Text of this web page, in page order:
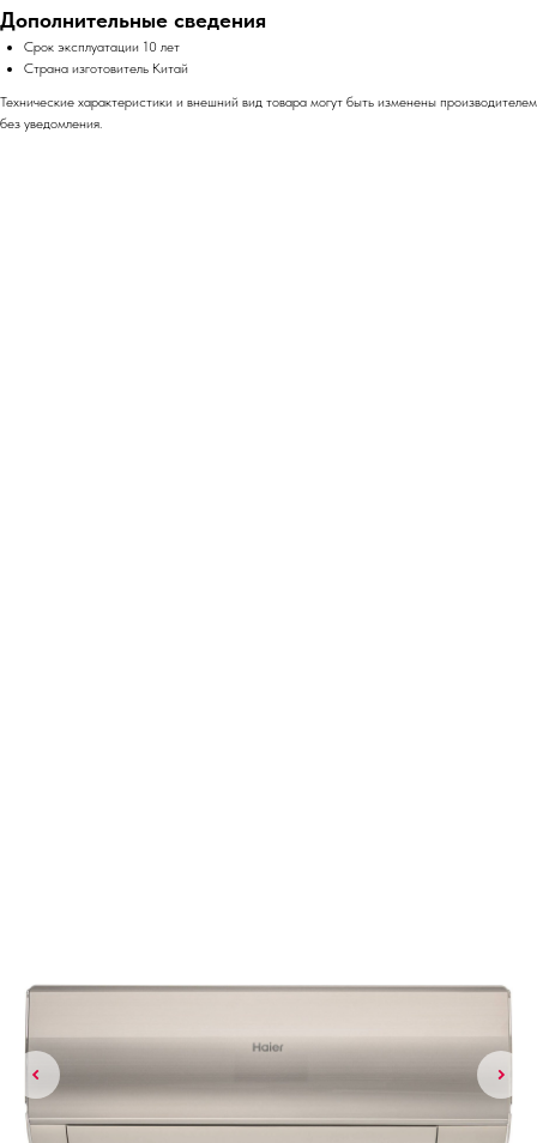
Дополнительные сведения
Срок эксплуатации 10 лет
Страна изготовитель Китай
Технические характеристики и внешний вид товара могут быть изменены производителем
без уведомления.